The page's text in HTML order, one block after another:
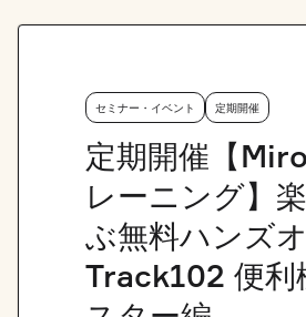
セミナー・イベント 定期開催
定期開催【
レーニング】
ぶ無料ハンズ
Track102 便利